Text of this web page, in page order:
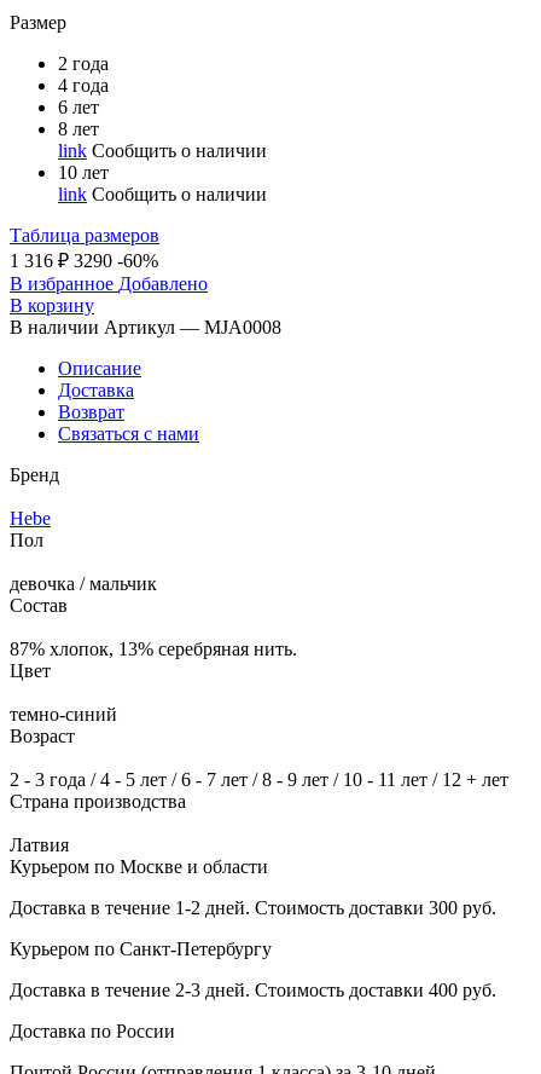
Размер
2 года
4 года
6 лет
8 лет
link Cообщить о наличии
10 лет
link Cообщить о наличии
Таблица размеров
1 316 ₽ 3290 -60%
В избранное Добавлено
В корзину
В наличии Артикул — MJA0008
Описание
Доставка
Возврат
Связаться с нами
Бренд
Hebe
Пол
девочка / мальчик
Состав
87% хлопок, 13% серебряная нить.
Цвет
темно-синий
Возраст
2 - 3 года / 4 - 5 лет / 6 - 7 лет / 8 - 9 лет / 10 - 11 лет / 12 + лет
Страна производства
Латвия
Курьером по Москве и области
Доставка в течение 1-2 дней. Стоимость доставки 300 руб.
Курьером по Санкт-Петербургу
Доставка в течение 2-3 дней. Стоимость доставки 400 руб.
Доставка по России